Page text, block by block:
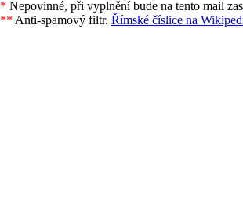
* Nepovinné, při vyplnění bude na tento mail
** Anti-spamový filtr. Římské číslice na